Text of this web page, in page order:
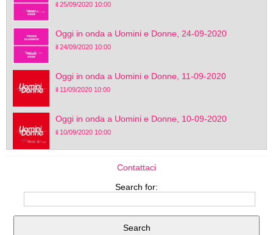
il 25/09/2020 10:00
Oggi in onda a Uomini e Donne, 24-09-2020
il 24/09/2020 10:00
Oggi in onda a Uomini e Donne, 11-09-2020
il 11/09/2020 10:00
Oggi in onda a Uomini e Donne, 10-09-2020
il 10/09/2020 10:00
Contattaci
Search for: